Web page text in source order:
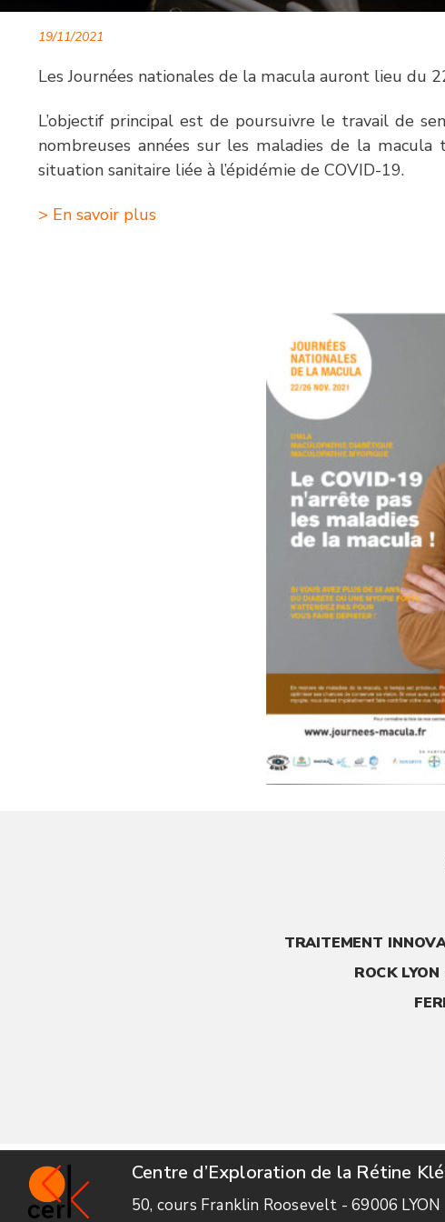
19/11/2021
Les Journées nationales de la macula auront lieu du
L’objectif principal est de poursuivre le travail de
nombreuses années sur les maladies de la
situation sanitaire liée à l’épidémie de COVID-19.
> En savoir plus
TRAITEMENT
ROCK
Centre d’Exploration de la Rétine
50, cours Franklin Roosevelt - 69006 LYON